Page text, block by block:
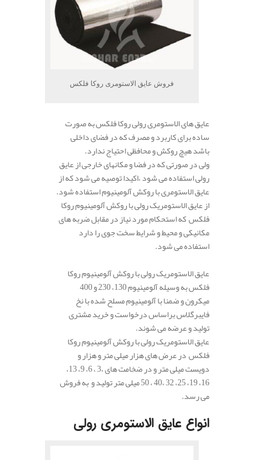
فروش عایق الاستومری روکا فلکس
عایق های الاستومری رولی روکا فلکس به صورت
ساده برای کاربرد و مصرف که در فضای داخلی
باشد هیچ روکش و محافظی احتیاج ندارد.
ولی در صورتی که در فضا و مکانهای خارجی از عایق
رولی استفاده می شود ،اکیدا توصیه می شود که از
عایق الاستومری با روکش آلومینیوم استفاده شود.
از عایق الاستومریک رولی با روکش آلومینیوم روکا
فلکس که استحکام مورد نیاز در مقابل ضربه های
مکانیکی و محیط و شرایط سخت جوی را دارد
استفاده می شود.
عایق الاستومریک رولی با روکش آلومینیوم روکا
فلکس به وسیله آلومینیوم 130، 230 و 400
میکرون و ضمنا با آلومینیوم مسلح شده با نخ
فایبرگلاس براساس درخواست و خرید مشتری
تولید و عرضه می شوند.
عایق الاستومریک رولی با روکش آلومینیوم روکا
فلکس در عرض های هزار میلی متر و هزار و
دویست میلی متر و در ضخامت های ،3 ، 6، 9، 13،
16، 19، 25، 32 ،40 ، 50 میلی متر تولید و به فروش
می رسد.
انواع عایق الاستومری رولی